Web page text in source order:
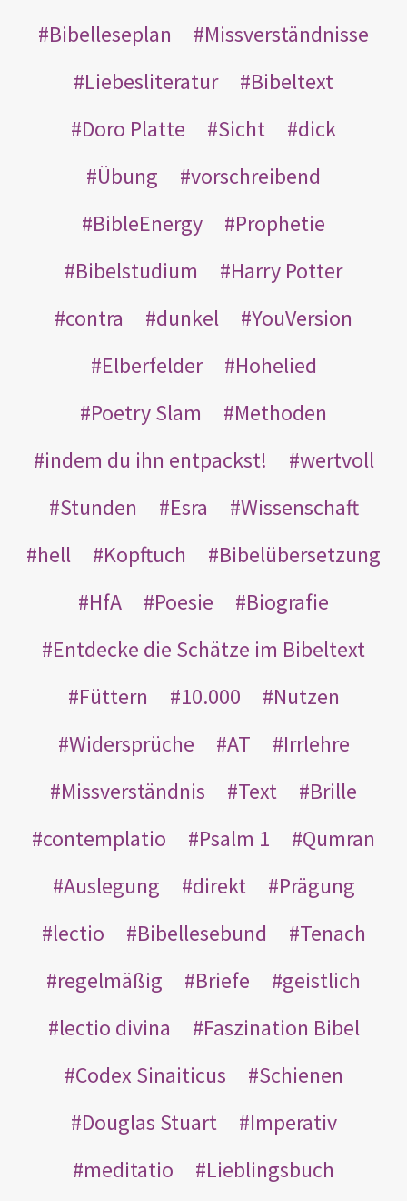
Bibelleseplan
Missverständnisse
Liebesliteratur
Bibeltext
Doro Platte
Sicht
dick
Übung
vorschreibend
BibleEnergy
Prophetie
Bibelstudium
Harry Potter
contra
dunkel
YouVersion
Elberfelder
Hohelied
Poetry Slam
Methoden
indem du ihn entpackst!
wertvoll
Stunden
Esra
Wissenschaft
hell
Kopftuch
Bibelübersetzung
HfA
Poesie
Biografie
Entdecke die Schätze im Bibeltext
Füttern
10.000
Nutzen
Widersprüche
AT
Irrlehre
Missverständnis
Text
Brille
contemplatio
Psalm 1
Qumran
Auslegung
direkt
Prägung
lectio
Bibellesebund
Tenach
regelmäßig
Briefe
geistlich
lectio divina
Faszination Bibel
Codex Sinaiticus
Schienen
Douglas Stuart
Imperativ
meditatio
Lieblingsbuch